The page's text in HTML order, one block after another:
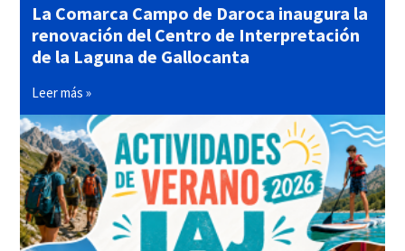
La Comarca Campo de Daroca inaugura la
renovación del Centro de Interpretación
de la Laguna de Gallocanta
Leer más »